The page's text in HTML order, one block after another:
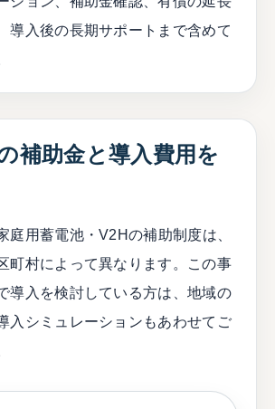
導入後の長期サポートまで含めて
補助金と導入費用を
庭用蓄電池・V2Hの補助制度は、
町村によって異なります。この事
導入を検討している方は、地域の
入シミュレーションもあわせてご